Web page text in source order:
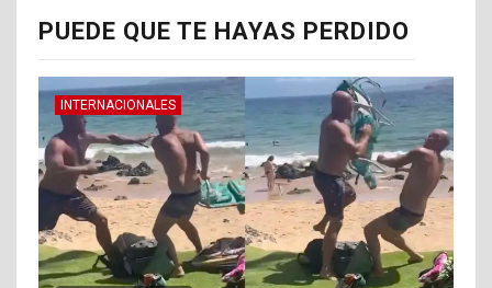
PUEDE QUE TE HAYAS PERDIDO
INTERNACIONALES